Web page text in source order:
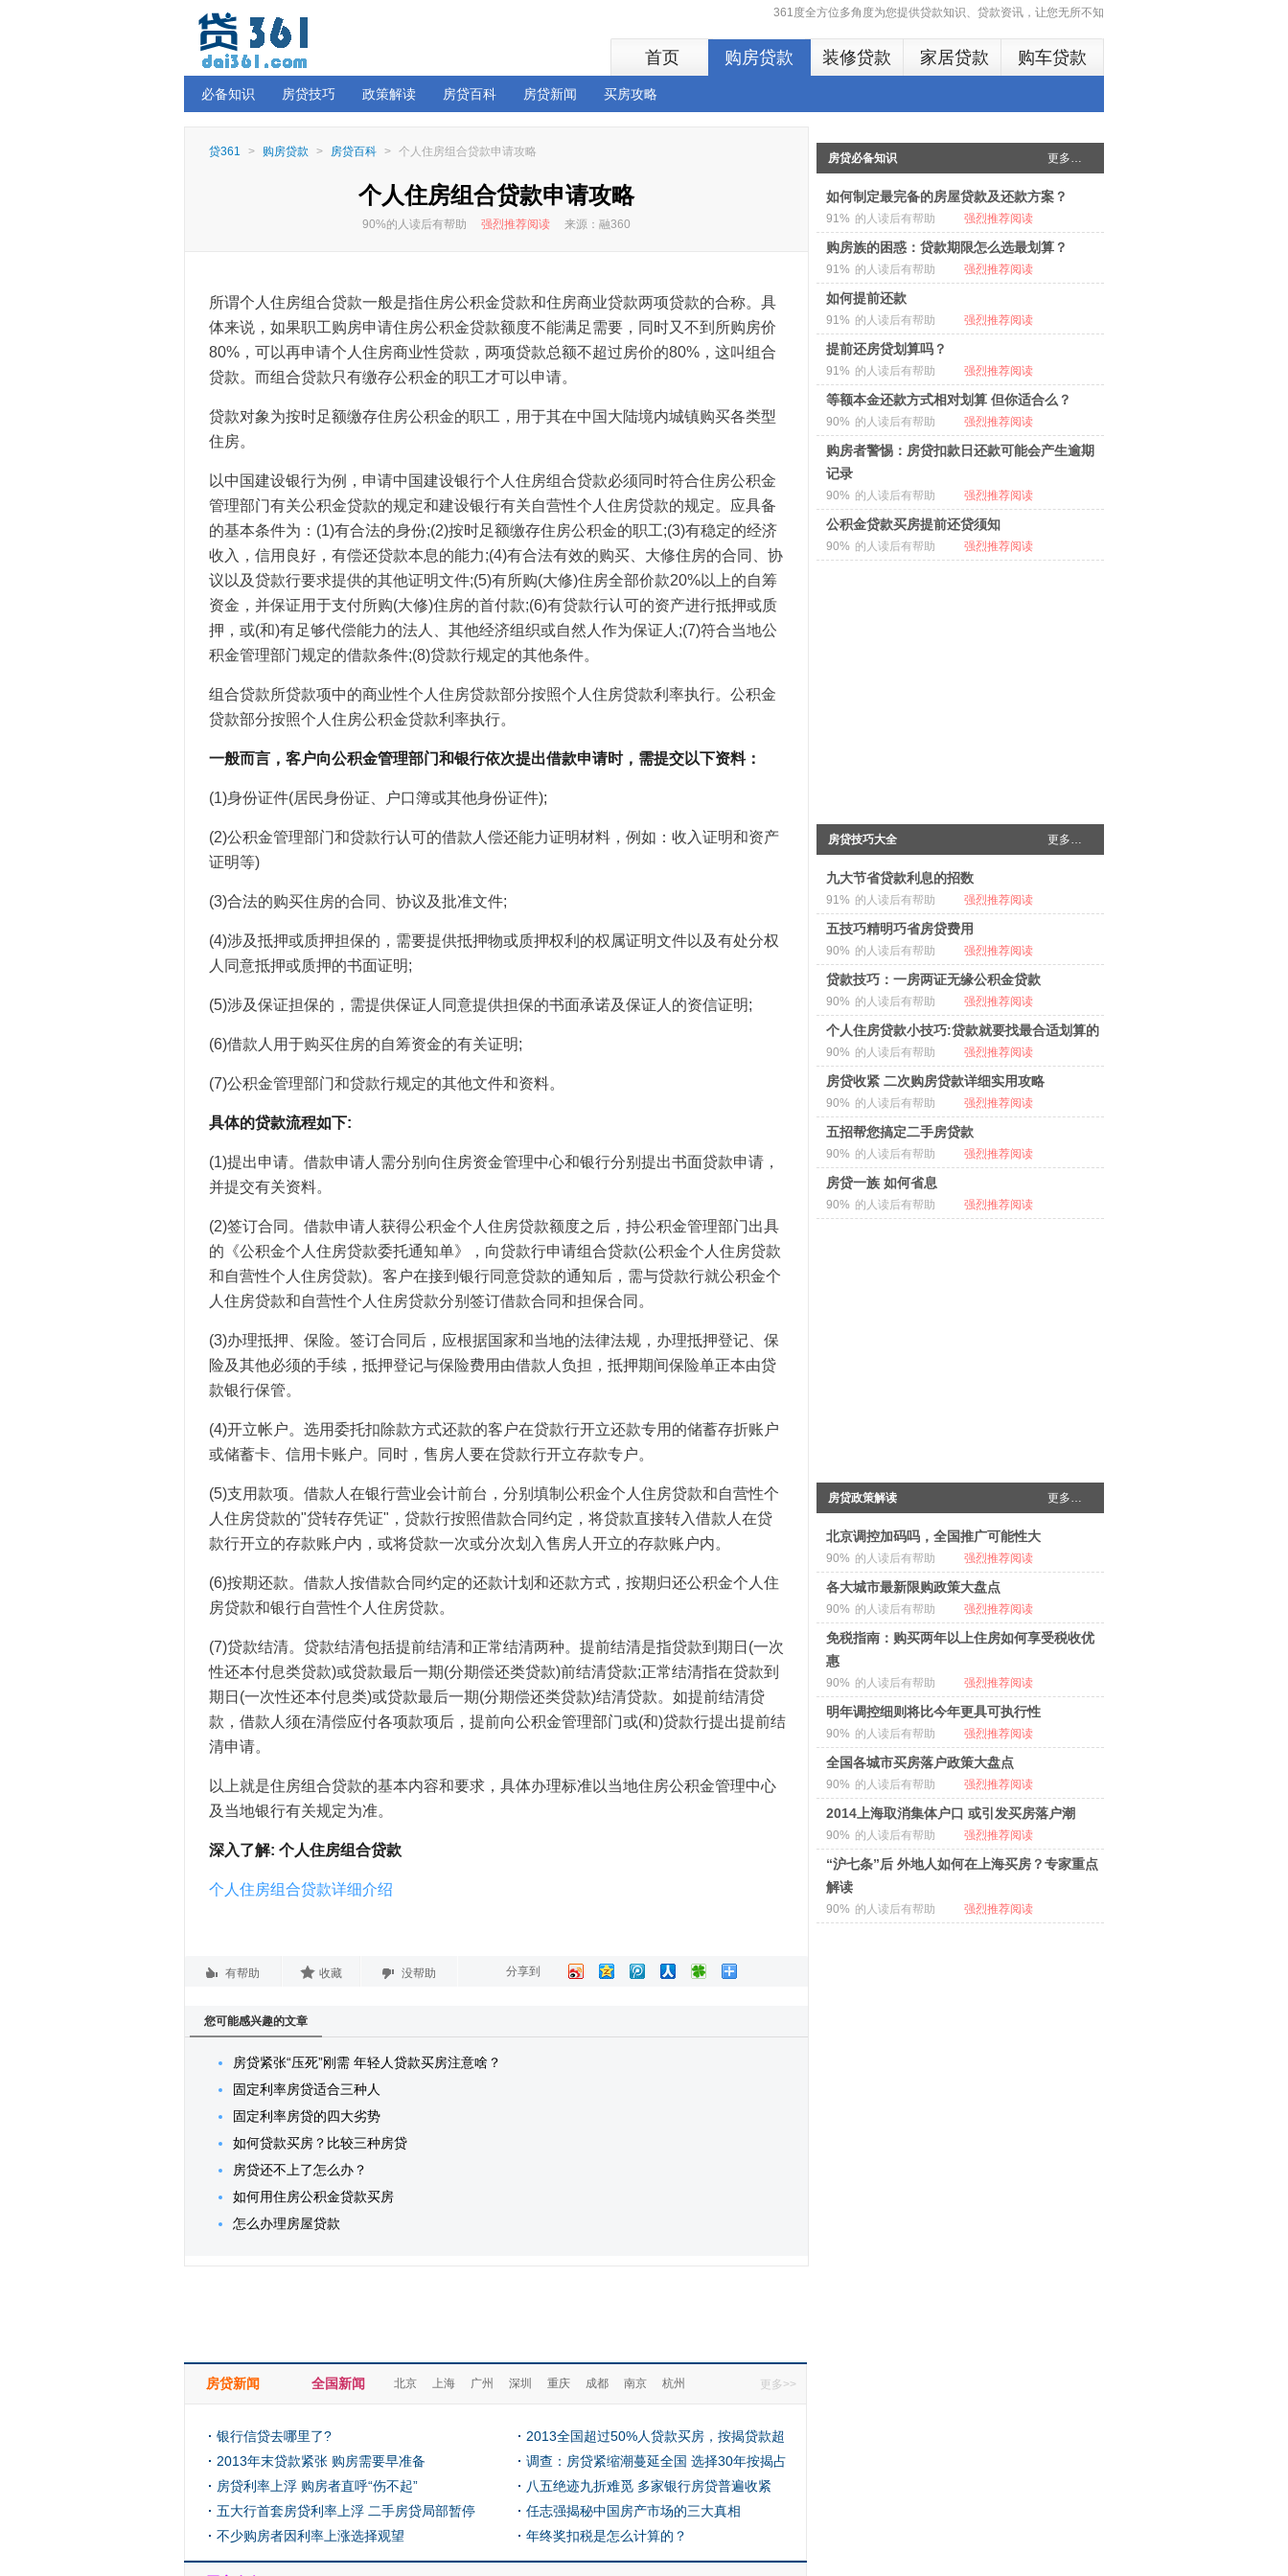
361度全方位多角度为您提供贷款知识、贷款资讯，让您无所不知
首页 购房贷款 装修贷款 家居贷款 购车贷款
必备知识 房贷技巧 政策解读 房贷百科 房贷新闻 买房攻略
贷361 > 购房贷款 > 房贷百科 > 个人住房组合贷款申请攻略
个人住房组合贷款申请攻略
90%的人读后有帮助 强烈推荐阅读 来源：融360
所谓个人住房组合贷款一般是指住房公积金贷款和住房商业贷款两项贷款的合称。具
体来说，如果职工购房申请住房公积金贷款额度不能满足需要，同时又不到所购房价
80%，可以再申请个人住房商业性贷款，两项贷款总额不超过房价的80%，这叫组合
贷款。而组合贷款只有缴存公积金的职工才可以申请。
贷款对象为按时足额缴存住房公积金的职工，用于其在中国大陆境内城镇购买各类型
住房。
以中国建设银行为例，申请中国建设银行个人住房组合贷款必须同时符合住房公积金
管理部门有关公积金贷款的规定和建设银行有关自营性个人住房贷款的规定。应具备
的基本条件为：(1)有合法的身份;(2)按时足额缴存住房公积金的职工;(3)有稳定的经济
收入，信用良好，有偿还贷款本息的能力;(4)有合法有效的购买、大修住房的合同、协
议以及贷款行要求提供的其他证明文件;(5)有所购(大修)住房全部价款20%以上的自筹
资金，并保证用于支付所购(大修)住房的首付款;(6)有贷款行认可的资产进行抵押或质
押，或(和)有足够代偿能力的法人、其他经济组织或自然人作为保证人;(7)符合当地公
积金管理部门规定的借款条件;(8)贷款行规定的其他条件。
组合贷款所贷款项中的商业性个人住房贷款部分按照个人住房贷款利率执行。公积金
贷款部分按照个人住房公积金贷款利率执行。
一般而言，客户向公积金管理部门和银行依次提出借款申请时，需提交以下资料：
(1)身份证件(居民身份证、户口簿或其他身份证件);
(2)公积金管理部门和贷款行认可的借款人偿还能力证明材料，例如：收入证明和资产
证明等)
(3)合法的购买住房的合同、协议及批准文件;
(4)涉及抵押或质押担保的，需要提供抵押物或质押权利的权属证明文件以及有处分权
人同意抵押或质押的书面证明;
(5)涉及保证担保的，需提供保证人同意提供担保的书面承诺及保证人的资信证明;
(6)借款人用于购买住房的自筹资金的有关证明;
(7)公积金管理部门和贷款行规定的其他文件和资料。
具体的贷款流程如下:
(1)提出申请。借款申请人需分别向住房资金管理中心和银行分别提出书面贷款申请，
并提交有关资料。
(2)签订合同。借款申请人获得公积金个人住房贷款额度之后，持公积金管理部门出具
的《公积金个人住房贷款委托通知单》，向贷款行申请组合贷款(公积金个人住房贷款
和自营性个人住房贷款)。客户在接到银行同意贷款的通知后，需与贷款行就公积金个
人住房贷款和自营性个人住房贷款分别签订借款合同和担保合同。
(3)办理抵押、保险。签订合同后，应根据国家和当地的法律法规，办理抵押登记、保
险及其他必须的手续，抵押登记与保险费用由借款人负担，抵押期间保险单正本由贷
款银行保管。
(4)开立帐户。选用委托扣除款方式还款的客户在贷款行开立还款专用的储蓄存折账户
或储蓄卡、信用卡账户。同时，售房人要在贷款行开立存款专户。
(5)支用款项。借款人在银行营业会计前台，分别填制公积金个人住房贷款和自营性个
人住房贷款的"贷转存凭证"，贷款行按照借款合同约定，将贷款直接转入借款人在贷
款行开立的存款账户内，或将贷款一次或分次划入售房人开立的存款账户内。
(6)按期还款。借款人按借款合同约定的还款计划和还款方式，按期归还公积金个人住
房贷款和银行自营性个人住房贷款。
(7)贷款结清。贷款结清包括提前结清和正常结清两种。提前结清是指贷款到期日(一次
性还本付息类贷款)或贷款最后一期(分期偿还类贷款)前结清贷款;正常结清指在贷款到
期日(一次性还本付息类)或贷款最后一期(分期偿还类贷款)结清贷款。如提前结清贷
款，借款人须在清偿应付各项款项后，提前向公积金管理部门或(和)贷款行提出提前结
清申请。
以上就是住房组合贷款的基本内容和要求，具体办理标准以当地住房公积金管理中心
及当地银行有关规定为准。
深入了解: 个人住房组合贷款
个人住房组合贷款详细介绍
有帮助 收藏 没帮助 分享到
您可能感兴趣的文章
房贷紧张“压死”刚需 年轻人贷款买房注意啥？
固定利率房贷适合三种人
固定利率房贷的四大劣势
如何贷款买房？比较三种房贷
房贷还不上了怎么办？
如何用住房公积金贷款买房
怎么办理房屋贷款
房贷新闻 全国新闻 北京 上海 广州 深圳 重庆 成都 南京 杭州 更多>>
银行信贷去哪里了?
2013年末贷款紧张 购房需要早准备
房贷利率上浮 购房者直呼“伤不起”
五大行首套房贷利率上浮 二手房贷局部暂停
不少购房者因利率上涨选择观望
2013全国超过50%人贷款买房，按揭贷款超
71亿
调查：房贷紧缩潮蔓延全国 选择30年按揭占
比最高
八五绝迹九折难觅 多家银行房贷普遍收紧
任志强揭秘中国房产市场的三大真相
年终奖扣税是怎么计算的？
房贷必备知识 更多…
如何制定最完备的房屋贷款及还款方案？
91% 的人读后有帮助 强烈推荐阅读
购房族的困惑：贷款期限怎么选最划算？
91% 的人读后有帮助 强烈推荐阅读
如何提前还款
91% 的人读后有帮助 强烈推荐阅读
提前还房贷划算吗？
91% 的人读后有帮助 强烈推荐阅读
等额本金还款方式相对划算 但你适合么？
90% 的人读后有帮助 强烈推荐阅读
购房者警惕：房贷扣款日还款可能会产生逾期
记录
90% 的人读后有帮助 强烈推荐阅读
公积金贷款买房提前还贷须知
90% 的人读后有帮助 强烈推荐阅读
房贷技巧大全 更多…
九大节省贷款利息的招数
91% 的人读后有帮助 强烈推荐阅读
五技巧精明巧省房贷费用
90% 的人读后有帮助 强烈推荐阅读
贷款技巧：一房两证无缘公积金贷款
90% 的人读后有帮助 强烈推荐阅读
个人住房贷款小技巧:贷款就要找最合适划算的
90% 的人读后有帮助 强烈推荐阅读
房贷收紧 二次购房贷款详细实用攻略
90% 的人读后有帮助 强烈推荐阅读
五招帮您搞定二手房贷款
90% 的人读后有帮助 强烈推荐阅读
房贷一族 如何省息
90% 的人读后有帮助 强烈推荐阅读
房贷政策解读 更多…
北京调控加码吗，全国推广可能性大
90% 的人读后有帮助 强烈推荐阅读
各大城市最新限购政策大盘点
90% 的人读后有帮助 强烈推荐阅读
免税指南：购买两年以上住房如何享受税收优
惠
90% 的人读后有帮助 强烈推荐阅读
明年调控细则将比今年更具可执行性
90% 的人读后有帮助 强烈推荐阅读
全国各城市买房落户政策大盘点
90% 的人读后有帮助 强烈推荐阅读
2014上海取消集体户口 或引发买房落户潮
90% 的人读后有帮助 强烈推荐阅读
“沪七条”后 外地人如何在上海买房？专家重点
解读
90% 的人读后有帮助 强烈推荐阅读